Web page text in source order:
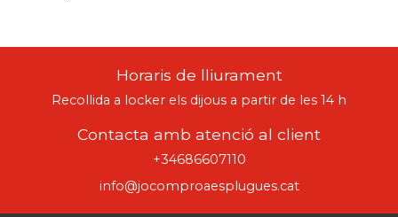
Horaris de lliurament
Recollida a locker els dijous a partir de les 14 h
Contacta amb atenció al client
+34686607110
info@jocomproaesplugues.cat